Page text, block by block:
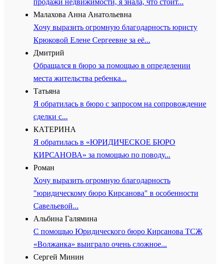
продажи недвижимости, я знала, что стоит...
Малахова Анна Анатольевна
Хочу выразить огромную благодарность юристу
Крюковой Елене Сергеевне за её...
Дмитрий
Обращался в бюро за помощью в определении
места жительства ребенка...
Татьяна
Я обратилась в бюро с запросом на сопровождение
сделки с...
КАТЕРИНА
Я обратилась в «ЮРИДИЧЕСКОЕ БЮРО
КИРСАНОВА» за помощью по поводу...
Роман
Хочу выразить огромную благодарность
"юридическому бюро Кирсанова" в особенности
Савельевой...
Альбина Галямина
С помощью Юридического бюро Кирсанова ТСЖ
«Волжанка» выиграло очень сложное...
Сергей Минин